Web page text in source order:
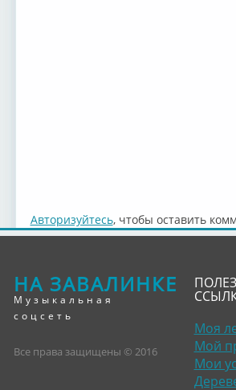
Авторизуйтесь, чтобы оставить
НА ЗАВАЛИНКЕ
Музыкальная
соцсеть
Все права защищены © 2016
Моя
Мой
Мои